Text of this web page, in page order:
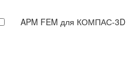
APM FEM для КОМПАС-3D